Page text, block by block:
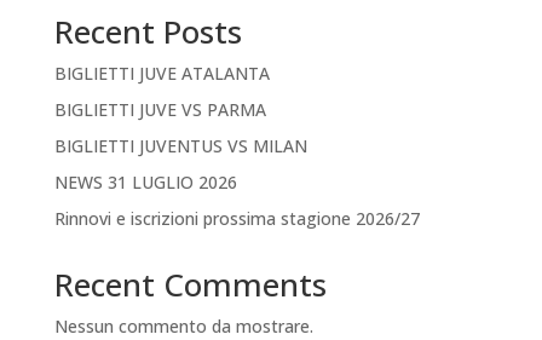
Recent Posts
BIGLIETTI JUVE ATALANTA
BIGLIETTI JUVE VS PARMA
BIGLIETTI JUVENTUS VS MILAN
NEWS 31 LUGLIO 2026
Rinnovi e iscrizioni prossima stagione 2026/27
Recent Comments
Nessun commento da mostrare.